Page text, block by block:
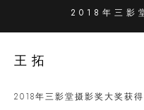
2018年三影
王拓
2018年三影堂摄影奖大奖获